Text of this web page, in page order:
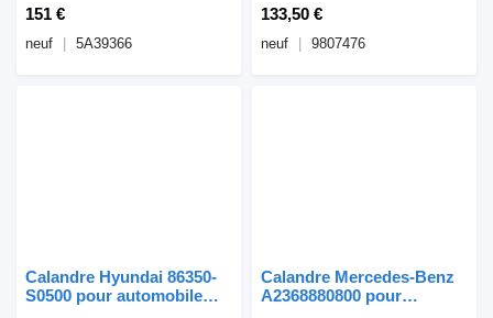
151 €
neuf 5A39366
133,50 €
neuf 9807476
Calandre Hyundai 86350-
S0500 pour automobile
Calandre Mercedes-Benz
A2368880800 pour